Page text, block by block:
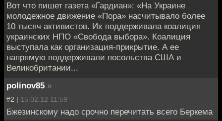
Вот что пишет газета «Гардиан»: «На Украине
молодежное движение «Пора» насчитывало более
10 тысяч активистов. Их поддерживала коалиция
украинских НПО «Свобода выбора». Коалиция
выступала как организация-прикрытие. А ее
напрямую поддерживали посольства США и
Великобритании...
polinov85 »
#2 | 15.02.12 11:59
Бжезинскому надо срочно перечитать всего Беркема